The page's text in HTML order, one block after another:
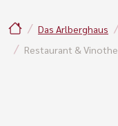
Das Arlberghaus
Restaurant &